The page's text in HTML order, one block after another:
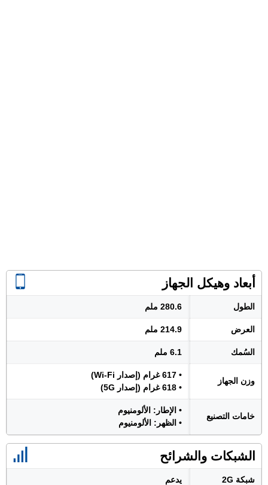
أبعاد وهيكل الجهاز
الطول 280.6 ملم
العرض 214.9 ملم
السُمك 6.1 ملم
وزن الجهاز
• 617 غرام (إصدار Wi-Fi)
• 618 غرام (إصدار 5G)
خامات التصنيع
• الإطار: الألومنيوم
• الظهر: الألومنيوم
الشبكات والشرائح
شبكة 2G يدعم